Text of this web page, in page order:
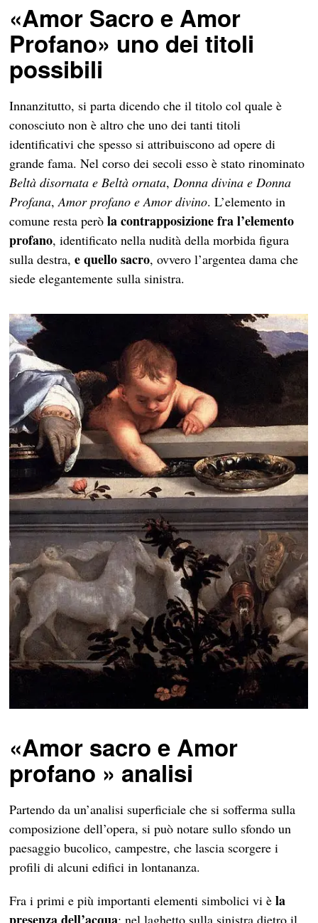
«Amor Sacro e Amor
Profano» uno dei titoli
possibili
Innanzitutto, si parta dicendo che il titolo col quale è
conosciuto non è altro che uno dei tanti titoli
identificativi che spesso si attribuiscono ad opere di
grande fama. Nel corso dei secoli esso è stato rinominato
Beltà disornata e Beltà ornata,Donna divina e Donna
Profana,Amor profano e Amor divino. L’elemento in
comune resta peròla contrapposizione fra l’elemento
profano, identificato nella nudità della morbida figura
sulla destra,e quello sacro, ovvero l’argentea dama che
siede elegantemente sulla sinistra.
«Amor sacro e Amor
profano » analisi
Partendo da un’analisi superficiale che si sofferma sulla
composizione dell’opera, si può notare sullo sfondo un
paesaggio bucolico, campestre, che lascia scorgere i
profili di alcuni edifici in lontananza.
Fra i primi e più importanti elementi simbolici vi èla
: nel laghetto sulla sinistra dietro il